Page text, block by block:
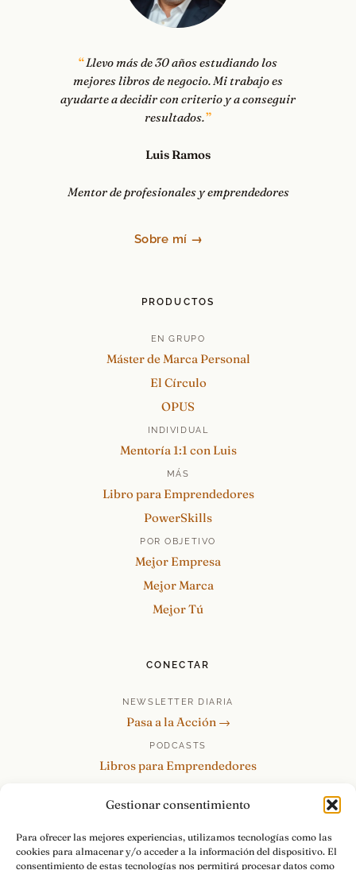
Gestionar consentimiento
Para ofrecer las mejores experiencias, utilizamos tecnologías como las
cookies para almacenar y/o acceder a la información del dispositivo. El
consentimiento de estas tecnologías nos permitirá procesar datos como
Llevo más de 30 años estudiando los
mejores libros de negocio. Mi trabajo es
ayudarte a decidir con criterio y a conseguir
resultados.
Luis Ramos
Mentor de profesionales y emprendedores
Sobre mí →
PRODUCTOS
EN GRUPO
Máster de Marca Personal
El Círculo
OPUS
INDIVIDUAL
Mentoría 1:1 con Luis
MÁS
Libro para Emprendedores
PowerSkills
POR OBJETIVO
Mejor Empresa
Mejor Marca
Mejor Tú
CONECTAR
NEWSLETTER DIARIA
Pasa a la Acción →
PODCASTS
Libros para Emprendedores
re:Invéntate / PowerSkills
MENTOR360
HABLAMOS